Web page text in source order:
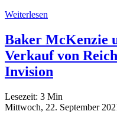
Weiterlesen
Baker McKenzie
Verkauf von
Invision
Lesezeit: 3 Min
Mittwoch, 22. September